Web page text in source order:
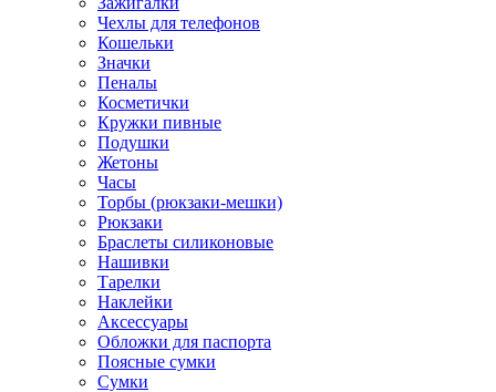
Чехлы для телефонов
Кошельки
Значки
Пеналы
Косметички
Кружки пивные
Подушки
Жетоны
Часы
Торбы (рюкзаки-мешки)
Рюкзаки
Браслеты силиконовые
Нашивки
Тарелки
Наклейки
Аксессуары
Обложки для паспорта
Поясные сумки
Сумки